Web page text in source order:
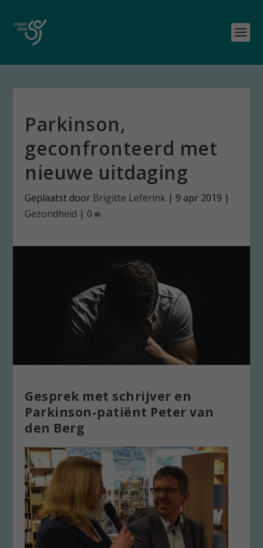
Parkinson,
geconfronteerd met
nieuwe uitdaging
Geplaatst door Brigitte Leferink | 9 apr 2019 |
Gezondheid | 0
Gesprek met schrijver en
Parkinson-patiënt Peter van
den Berg